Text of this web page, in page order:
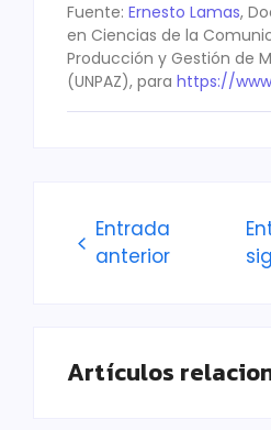
Fuente: Ernesto Lamas,
en Ciencias de la
Producción y Gestión de
(UNPAZ), para https://
Entrada
anterior
Artículos